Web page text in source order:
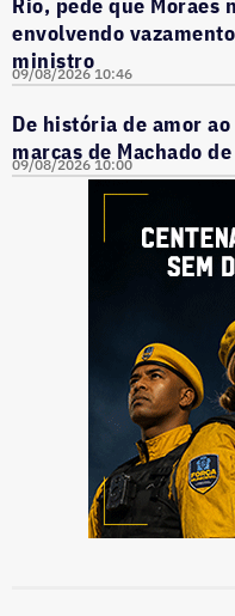
envolvendo
ministro
09/08/2026 10:46
De história de amor
marcas de Machado
09/08/2026 10:00